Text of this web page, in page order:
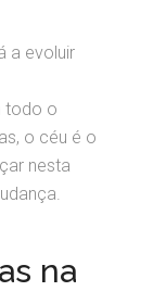
a evoluir
todo o
o céu é o
nesta
na